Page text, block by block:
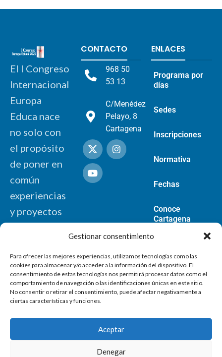
Gestionar consentimiento
Para ofrecer las mejores experiencias, utilizamos tecnologías como las
cookies para almacenar y/o acceder a la información del dispositivo. El
consentimiento de estas tecnologías nos permitirá procesar datos como el
comportamiento de navegación o las identificaciones únicas en este sitio.
No consentir o retirar el consentimiento, puede afectar negativamente a
ciertas características y funciones.
Aceptar
Denegar
El I Congreso
Internacional
Europa
Educa nace
no solo con
el propósito
de poner en
común
experiencias
y proyectos
contribuir,
mediante
nuevas
propuestas, a
la
consecución
CONTACTO
968 50
53 13
C/Menédez
Pelayo, 8
Cartagena
ENLACES
Programa por
días
Sedes
Inscripciones
Normativa
Fechas
Conoce
Cartagena